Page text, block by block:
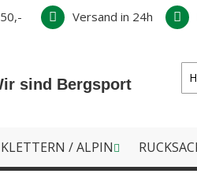
Versand in 24h
sind Bergsport
KLETTERN / ALPIN